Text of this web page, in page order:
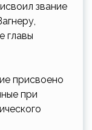
звание
главы
присвоено
при